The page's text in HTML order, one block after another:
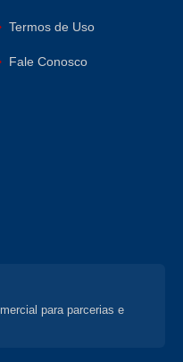
Termos de Uso
Fale Conosco
para parcerias e